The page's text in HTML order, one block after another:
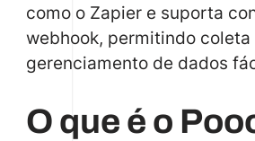
como o Zapier e suporta
webhook, permitindo coleta
gerenciamento de dados
O que é o